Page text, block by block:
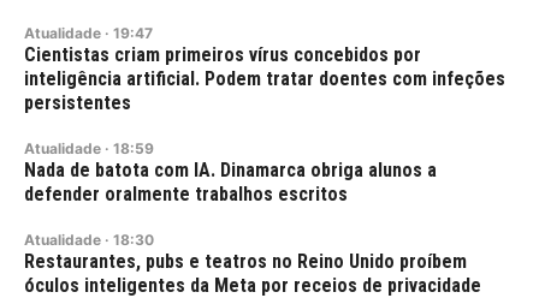
Atualidade · 19:47
Cientistas criam primeiros vírus concebidos por
inteligência artificial. Podem tratar doentes com infeções
persistentes
Atualidade · 18:59
Nada de batota com IA. Dinamarca obriga alunos a
defender oralmente trabalhos escritos
Atualidade · 18:30
Restaurantes, pubs e teatros no Reino Unido proíbem
óculos inteligentes da Meta por receios de privacidade